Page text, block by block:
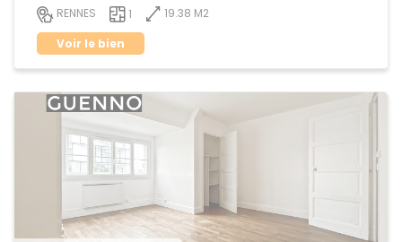
RENNES 1
19.38 M2
Voir le bien